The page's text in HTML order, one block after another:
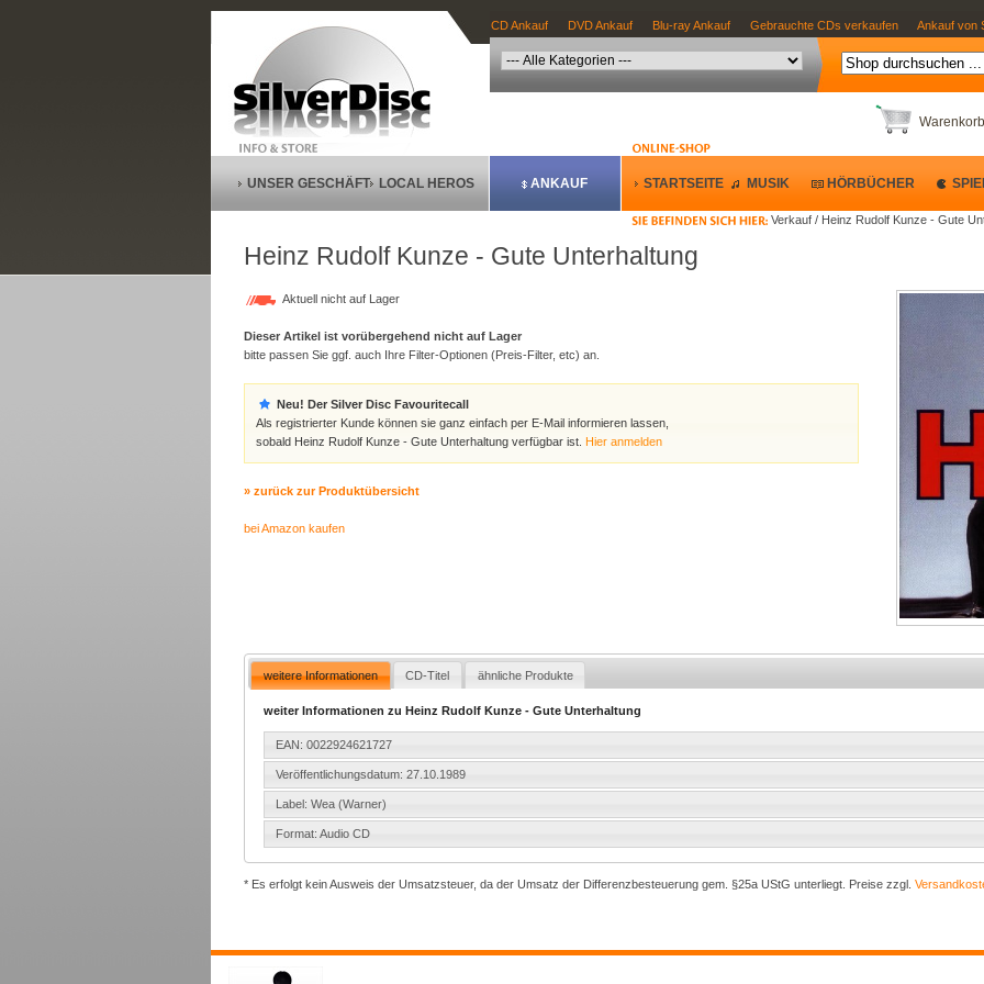
CD Ankauf DVD Ankauf Blu-ray Ankauf Gebrauchte CDs verkaufen Ankauf von
Warenkorb
Verkauf / Heinz Rudolf Kunze - Gute
UNSER GESCHÄFT LOCAL HEROS ANKAUF STARTSEITE MUSIK HÖRBÜCHER
Heinz Rudolf Kunze - Gute Unterhaltung
Aktuell nicht auf Lager
Dieser Artikel ist vorübergehend nicht auf Lager
bitte passen Sie ggf. auch Ihre Filter-Optionen (Preis-Filter, etc) an.
Neu! Der Silver Disc Favouritecall
Als registrierter Kunde können sie ganz einfach per E-Mail informieren lassen,
sobald Heinz Rudolf Kunze - Gute Unterhaltung verfügbar ist. Hier anmelden
» zurück zur Produktübersicht
bei Amazon kaufen
weitere Informationen CD-Titel ähnliche Produkte
weiter Informationen zu Heinz Rudolf Kunze - Gute Unterhaltung
EAN: 0022924621727
Veröffentlichungsdatum: 27.10.1989
Label: Wea (Warner)
Format: Audio CD
* Es erfolgt kein Ausweis der Umsatzsteuer, da der Umsatz der Differenzbesteuerung gem. §25a UStG unterliegt. Preise zzgl.